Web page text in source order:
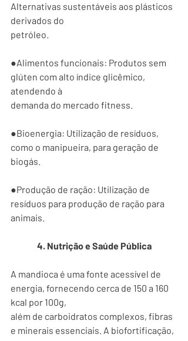
Alternativas sustentáveis aos plásticos
derivados do
petróleo.
●Alimentos funcionais: Produtos sem
glúten com alto índice glicêmico,
atendendo à
demanda do mercado fitness.
●Bioenergia: Utilização de resíduos,
como o manipueira, para geração de
biogás.
●Produção de ração: Utilização de
resíduos para produção de ração para
animais.
4. Nutrição e Saúde Pública
A mandioca é uma fonte acessível de
energia, fornecendo cerca de 150 a 160
kcal por 100g,
além de carboidratos complexos, fibras
e minerais essenciais. A biofortificação,